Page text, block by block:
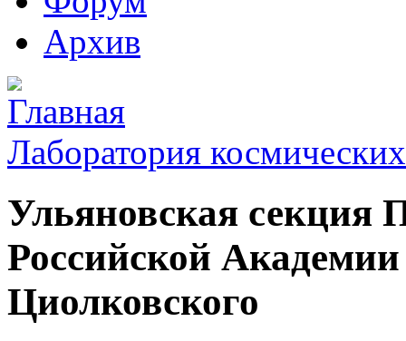
Архив
Лаборатория
Ульяновская секция
Российской
Циолковского